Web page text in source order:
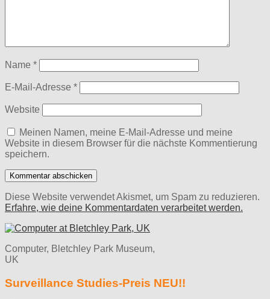
Name *
E-Mail-Adresse *
Website
Meinen Namen, meine E-Mail-Adresse und meine
Website in diesem Browser für die nächste Kommentierung
speichern.
Diese Website verwendet Akismet, um Spam zu reduzieren.
Erfahre, wie deine Kommentardaten verarbeitet werden.
Computer, Bletchley Park Museum,
UK
Surveillance Studies-Preis NEU!!